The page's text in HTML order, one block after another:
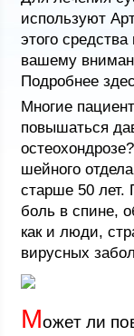
используют
этого
вашему
Подробнее
Многие
повышаться
шейного
старше 50 лет.
боль в спине,
как и люди,
вирусных
Может ли